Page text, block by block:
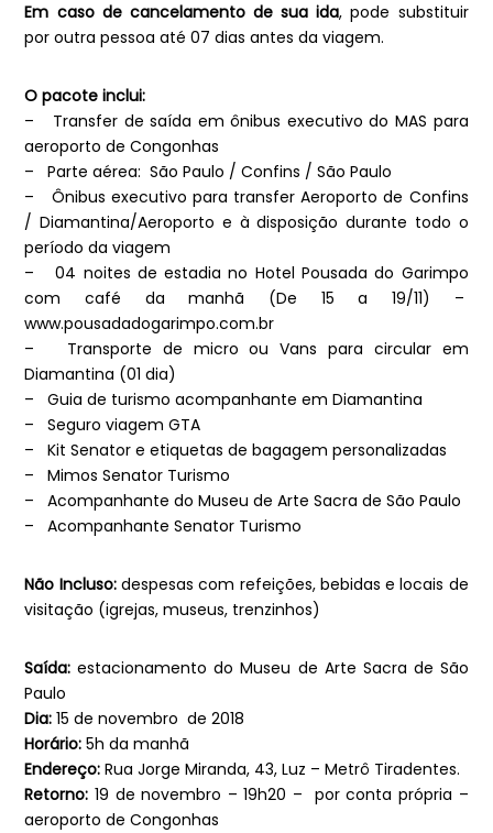
Em caso de cancelamento de sua ida, pode substituir
por outra pessoa até 07 dias antes da viagem.
O pacote inclui:
– Transfer de saída em ônibus executivo do MAS para
aeroporto de Congonhas
– Parte aérea: São Paulo / Confins / São Paulo
– Ônibus executivo para transfer Aeroporto de Confins
/ Diamantina/Aeroporto e à disposição durante todo o
período da viagem
– 04 noites de estadia no Hotel Pousada do Garimpo
com café da manhã (De 15 a 19/11) –
www.pousadadogarimpo.com.br
– Transporte de micro ou Vans para circular em
Diamantina (01 dia)
– Guia de turismo acompanhante em Diamantina
– Seguro viagem GTA
– Kit Senator e etiquetas de bagagem personalizadas
– Mimos Senator Turismo
– Acompanhante do Museu de Arte Sacra de São Paulo
– Acompanhante Senator Turismo
Não Incluso: despesas com refeições, bebidas e locais de
visitação (igrejas, museus, trenzinhos)
Saída:estacionamento do Museu de Arte Sacra de São
Paulo
Dia:15 de novembro de 2018
Horário: 5h da manhã
Endereço: Rua Jorge Miranda, 43, Luz – Metrô Tiradentes.
Retorno: 19 de novembro – 19h20 – por conta própria –
aeroporto de Congonhas